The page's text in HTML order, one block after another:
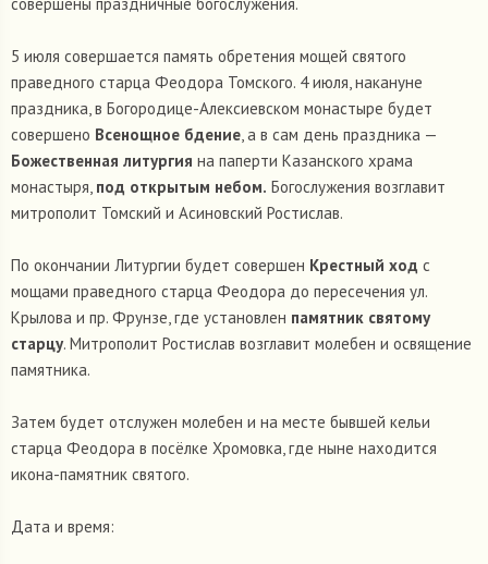
совершены праздничные богослужения.
5 июля совершается память обретения мощей святого
праведного старца Феодора Томского. 4 июля, накануне
праздника, в Богородице-Алексиевском монастыре будет
совершено Всенощное бдение, а в сам день праздника —
Божественная литургия на паперти Казанского храма
монастыря, под открытым небом. Богослужения возглавит
митрополит Томский и Асиновский Ростислав.
По окончании Литургии будет совершен Крестный ход с
мощами праведного старца Феодора до пересечения ул.
Крылова и пр. Фрунзе, где установлен памятник святому
старцу. Митрополит Ростислав возглавит молебен и освящение
памятника.
Затем будет отслужен молебен и на месте бывшей кельи
старца Феодора в посёлке Хромовка, где ныне находится
икона-памятник святого.
Дата и время: